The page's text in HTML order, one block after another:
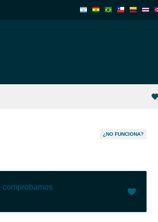
¿NO FUNCIONA?
comprobamos